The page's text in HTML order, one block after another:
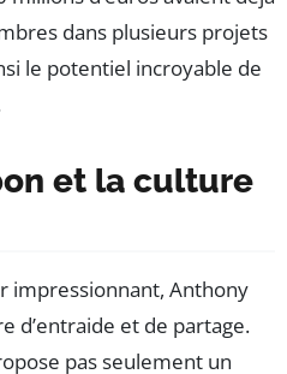
dans plusieurs projets
le potentiel incroyable de
et la culture
impressionnant, Anthony
d’entraide et de partage.
pas seulement un